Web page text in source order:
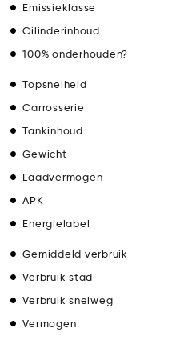
Emissieklasse
Cilinderinhoud
100% onderhouden?
Topsnelheid
Carrosserie
Tankinhoud
Gewicht
Laadvermogen
APK
Energielabel
Gemiddeld verbruik
Verbruik stad
Verbruik snelweg
Vermogen